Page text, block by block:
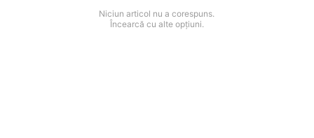
Niciun articol nu a corespuns.
Încearcă cu alte opțiuni.